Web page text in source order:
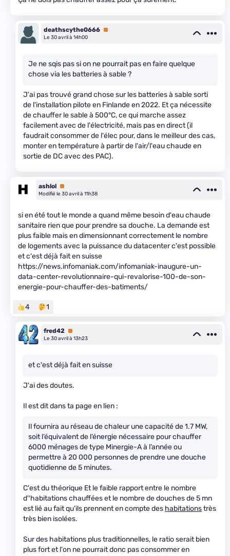
deathscythe0666 Premium
Le 30 avril à 14h00
Je ne sqis pas si on ne pourrait pas en faire quelque
chose via les batteries à sable ?
J'ai pas trouvé grand chose sur les batteries à sable sorti
de l'installation pilote en Finlande en 2022. Et ça nécessite
de chauffer le sable à 500°C, ce qui marche assez
facilement avec de l'électricité, mais pas en direct (il
faudrait consommer de l'élec pour, dans le meilleur des cas,
monter en température à partir de l'air/l'eau chaude en
sortie de DC avec des PAC).
ashlol Premium
Modifié le 30 avril à 11h38
si en été tout le monde a quand même besoin d'eau chaude
sanitaire rien que pour prendre sa douche. La demande est
plus faible mais en dimensionnant correctement le nombre
de logements avec la puissance du datacenter c'est possible
et c'est déjà fait en suisse
https://news.infomaniak.com/infomaniak-inaugure-un-
data-center-revolutionnaire-qui-revalorise-100-de-son-
energie-pour-chauffer-des-batiments/
4 1
fred42 Premium
Le 30 avril à 13h23
et c'est déjà fait en suisse
J'ai des doutes.
Il est dit dans ta page en lien :
Il fournira au réseau de chaleur une capacité de 1.7 MW,
soit l’équivalent de l’énergie nécessaire pour chauffer
6000 ménages de type Minergie-A à l’année ou
permettre à 20 000 personnes de prendre une douche
quotidienne de 5 minutes.
C'est du théorique Et le faible rapport entre le nombre
d''habitations chauffées et le nombre de douches de 5 mn
est lié au fait qu'ils prennent en compte des habitationstrès
très bien isolées.
Sur des habitations plus traditionnelles, le ratio serait bien
plus fort et l'on ne pourrait donc pas consommer en